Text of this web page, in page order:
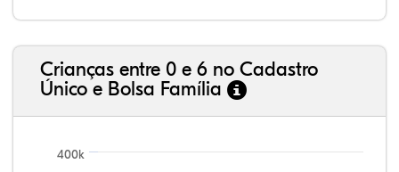
Crianças entre 0 e 6 no Cadastro
Único e Bolsa Família
400k